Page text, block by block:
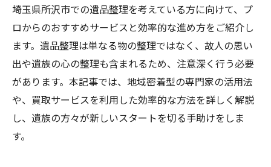
埼玉県所沢市での遺品整理を考えている方に向けて、プ
ロからのおすすめサービスと効率的な進め方をご紹介し
ます。遺品整理は単なる物の整理ではなく、故人の思い
出や遺族の心の整理も含まれるため、注意深く行う必要
があります。本記事では、地域密着型の専門家の活用法
や、買取サービスを利用した効率的な方法を詳しく解説
し、遺族の方々が新しいスタートを切る手助けをしま
す。